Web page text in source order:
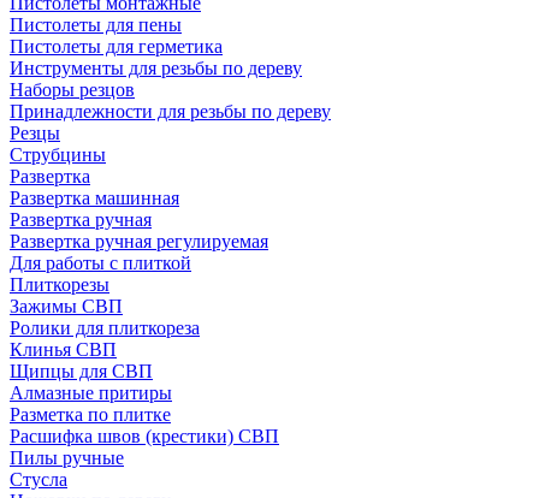
Пистолеты для пены
Пистолеты для герметика
Инструменты для резьбы по дереву
Наборы резцов
Принадлежности для резьбы по дереву
Резцы
Струбцины
Развертка
Развертка машинная
Развертка ручная
Развертка ручная регулируемая
Для работы с плиткой
Плиткорезы
Зажимы СВП
Ролики для плиткореза
Клинья СВП
Щипцы для СВП
Алмазные притиры
Разметка по плитке
Расшифка швов (крестики) СВП
Пилы ручные
Стусла